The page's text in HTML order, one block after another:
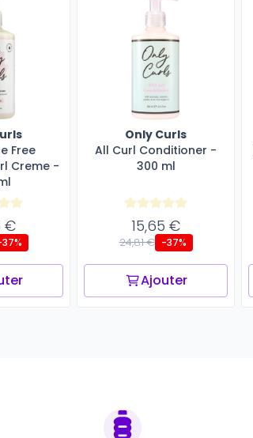
Free
Creme -
€
Only Curls
All Curl Conditioner -
300 ml
15,65 €
24,81 € -37%
Ajouter